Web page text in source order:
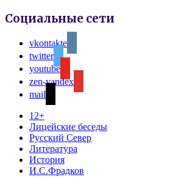
Социальные сети
vkontakte
twitter
youtube
zen-yandex
mail
12+
Лицейские беседы
Русский Север
Литература
История
И.С.Фрадков